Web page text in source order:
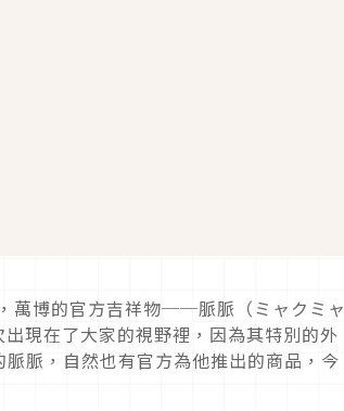
萬博的官方吉祥物──脈脈（ミャクミャ
出現在了大家的視野裡，因為其特別的外
脈，自然也有官方為他推出的商品，今